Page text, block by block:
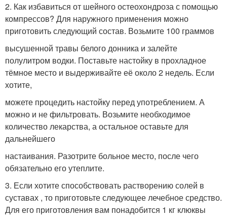
2. Как избавиться от шейного остеохондроза с помощью
компрессов? Для наружного применения можно
приготовить следующий состав. Возьмите 100 граммов
высушенной травы белого донника и залейте
полулитром водки. Поставьте настойку в прохладное
тёмное место и выдерживайте её около 2 недель. Если
хотите,
можете процедить настойку перед употреблением. А
можно и не фильтровать. Возьмите необходимое
количество лекарства, а остальное оставьте для
дальнейшего
настаивания. Разотрите больное место, после чего
обязательно его утеплите.
3. Если хотите способствовать растворению солей в
суставах , то приготовьте следующее лечебное средство.
Для его приготовления вам понадобится 1 кг клюквы